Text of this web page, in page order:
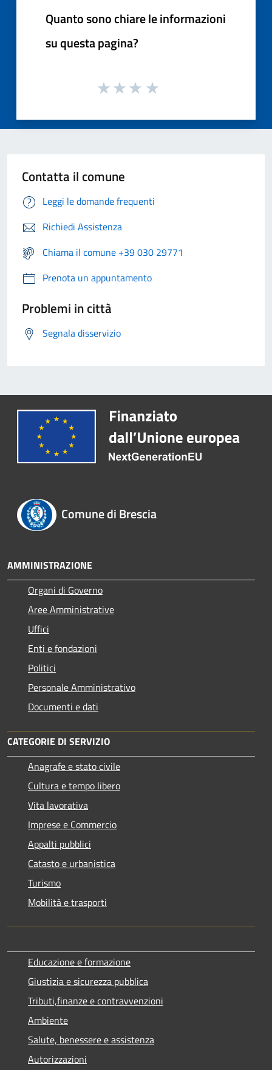
Quanto sono chiare le informazioni
su questa pagina?
Contatta il comune
Leggi le domande frequenti
Richiedi Assistenza
Chiama il comune +39 030 29771
Prenota un appuntamento
Problemi in città
Segnala disservizio
Comune di Brescia
AMMINISTRAZIONE
Organi di Governo
Aree Amministrative
Uffici
Enti e fondazioni
Politici
Personale Amministrativo
Documenti e dati
CATEGORIE DI SERVIZIO
Anagrafe e stato civile
Cultura e tempo libero
Vita lavorativa
Imprese e Commercio
Appalti pubblici
Catasto e urbanistica
Turismo
Mobilità e trasporti
Educazione e formazione
Giustizia e sicurezza pubblica
Tributi,finanze e contravvenzioni
Ambiente
Salute, benessere e assistenza
Autorizzazioni